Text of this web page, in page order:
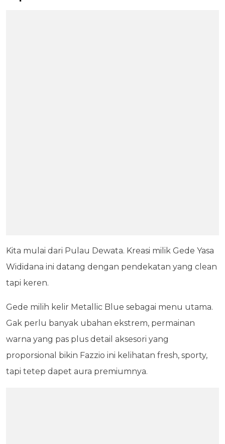
Kita mulai dari Pulau Dewata. Kreasi milik Gede Yasa
Wididana ini datang dengan pendekatan yang clean
tapi keren.
Gede milih kelir Metallic Blue sebagai menu utama.
Gak perlu banyak ubahan ekstrem, permainan
warna yang pas plus detail aksesori yang
proporsional bikin Fazzio ini kelihatan fresh, sporty,
tapi tetep dapet aura premiumnya.